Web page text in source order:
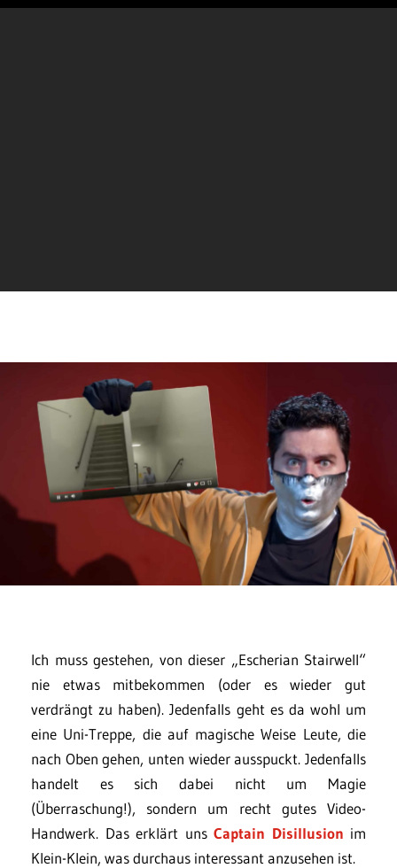
Ich muss gestehen, von dieser „Escherian Stairwell“
nie etwas mitbekommen (oder es wieder gut
verdrängt zu haben). Jedenfalls geht es da wohl um
eine Uni-Treppe, die auf magische Weise Leute, die
nach Oben gehen, unten wieder ausspuckt. Jedenfalls
handelt es sich dabei nicht um Magie
(Überraschung!), sondern um recht gutes Video-
Handwerk. Das erklärt uns Captain Disillusion im
Klein-Klein, was durchaus interessant anzusehen ist.